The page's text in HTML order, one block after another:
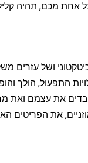
אחת מכם, תהיה
ושל עזרים
התפעול, הולך
את עצמם ואת
את הפריטים